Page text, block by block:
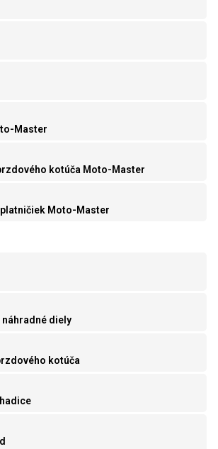
Master
kotúča Moto-Master
Moto-Master
náhradné diely
kotúča